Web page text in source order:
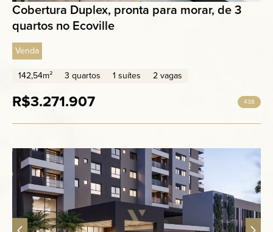
Cobertura Duplex, pronta para morar, de 3
quartos no Ecoville
Venda
142,54m²
3 quartos 1 suítes 2 vagas
R$3.271.907 438